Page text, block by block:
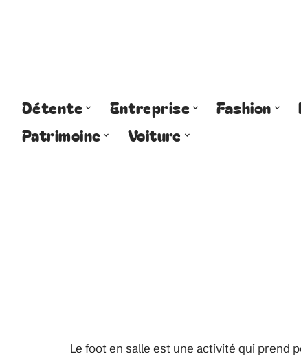
Détente Entreprise Fashion
Patrimoine
Voiture
Le foot en salle est une activité qui prend